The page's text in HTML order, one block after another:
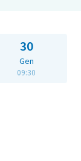
30
Gen
09:30